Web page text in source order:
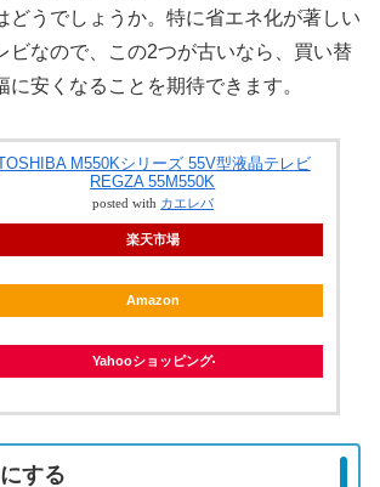
どうでしょうか。特に省エネ化が著しい
ビなので、この2つが古いなら、買い替
に安くなることを期待できます。
M550Kシリーズ 55V型液晶テレビ
REGZA 55M550K
posted with カエレバ
楽天市場
Amazon
Yahooショッピング
する